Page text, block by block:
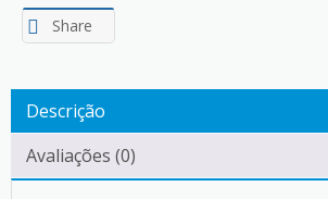
Share
Descrição
Avaliações (0)